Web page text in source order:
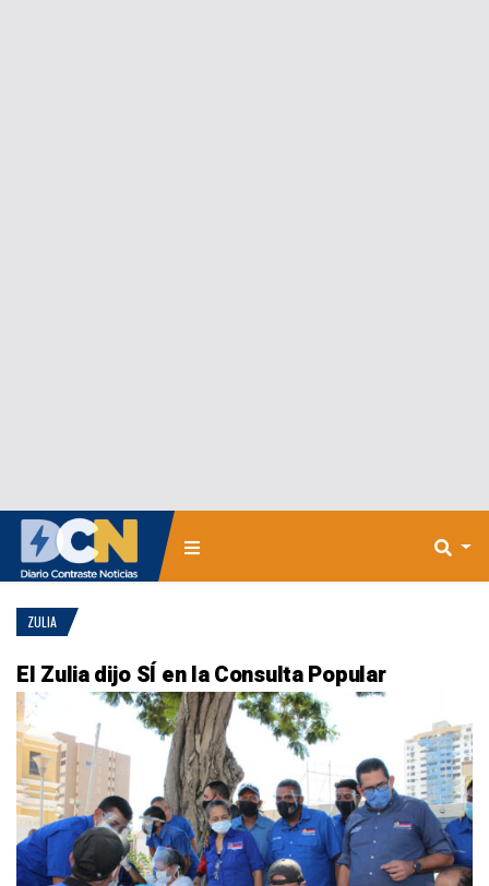
ZULIA
El Zulia dijo SÍ en la Consulta Popular